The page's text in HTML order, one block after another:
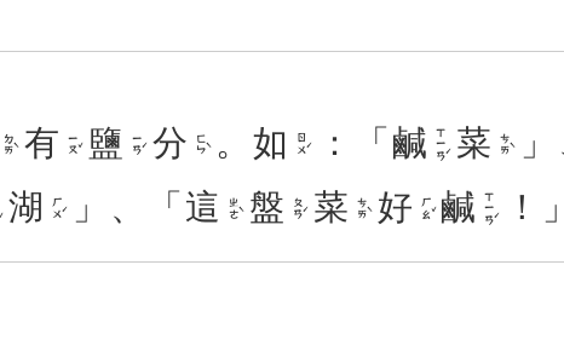
ㄉㄞˋ 有 ㄧㄡˇ 鹽 ㄧㄢˊ 分 ㄈㄣˋ 。如 ㄖㄨˊ ：「 鹹 ㄒㄧㄢˊ 菜 ㄘㄞˋ
湖 ㄏㄨˊ 」、「 這 ㄓㄜˋ 盤 ㄆㄢˊ 菜 ㄘㄞˋ 好 ㄏㄠˇ 鹹 ㄒㄧㄢˊ ！